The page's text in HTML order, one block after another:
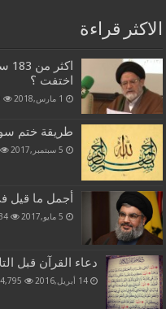
الاكثر قراءة
اختفت ؟
1 مارس,2018
طريقة ختم
5 سبتمبر,2017
أجمل ما قيل
5 مايو,2017
دعاء القرآن قبل
14 أبريل,2016